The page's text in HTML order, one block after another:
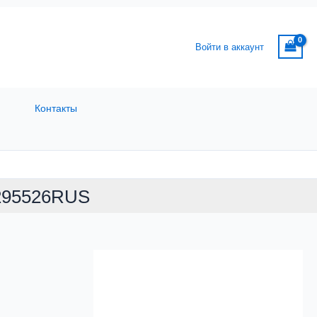
Войти в аккаунт
Контакты